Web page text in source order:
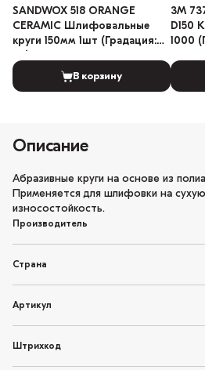
SANDWOX 518 ORANGE
CERAMIC Шлифовальные
круги 150мм 1шт (Градация:
В корзину
3M
D150
1000
Описание
Абразивные круги на основе из
Применяется для шлифовки на
износостойкость.
Производитель
Страна
Артикул
Штрихкод